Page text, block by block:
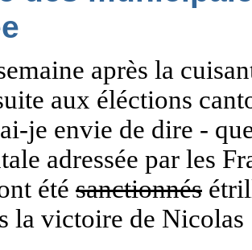
après la
aux éléctions
je envie de dire -
adressée par les
été sanctionnés
la victoire de